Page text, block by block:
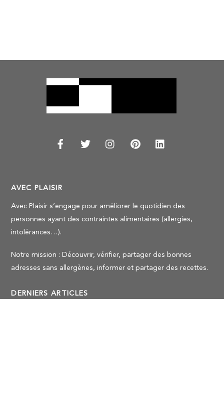
To
AVEC PLAISIR
Avec Plaisir s’engage pour améliorer le quotidien des
personnes ayant des contraintes alimentaires (allergies,
intolérances…).
Notre mission : Découvrir, vérifier, partager des bonnes
adresses sans allergènes, informer et partager des recettes.
DERNIERS ARTICLES